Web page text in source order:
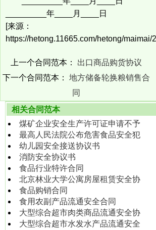
_________年____月____日
[来源：
https://hetong.11665.com/hetong/maimai/
上一个合同范本： 出口商品购货协议
下一个合同范本： 地方储备轮换粮销售合
同
相关合同范本
煤矿企业安全生产许可证申请不予
最高人民法院公布危害食品安全犯
幼儿园安全接送协议书
消防安全协议书
食品行业特许合同
北京林业大学公寓房屋租赁安全协
食品购销合同
食用农副产品流通安全合同
大型综合超市肉类商品流通安全协
大型综合超市水发水产品流通安全